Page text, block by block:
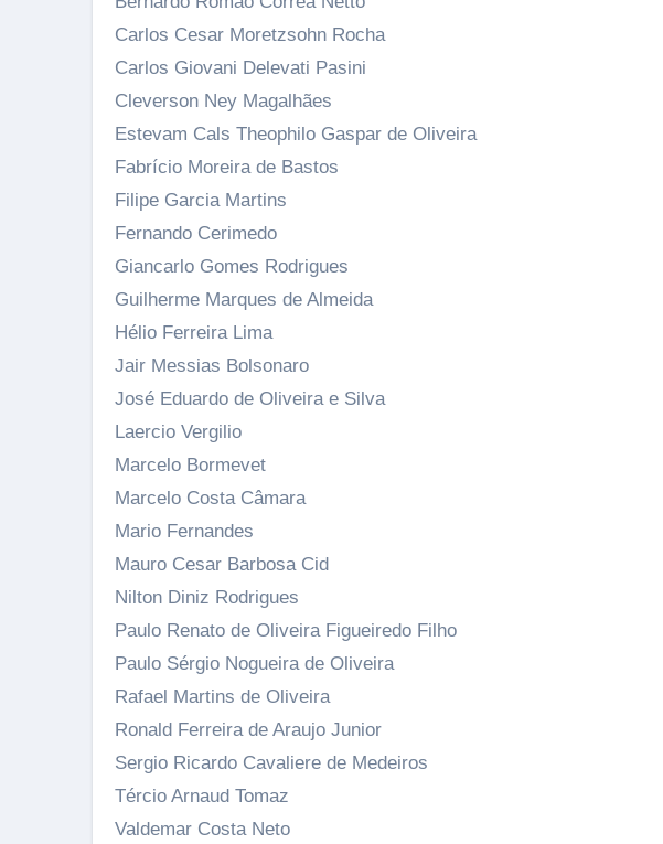
Carlos Cesar Moretzsohn Rocha
Carlos Giovani Delevati Pasini
Cleverson Ney Magalhães
Estevam Cals Theophilo Gaspar de Oliveira
Fabrício Moreira de Bastos
Filipe Garcia Martins
Fernando Cerimedo
Giancarlo Gomes Rodrigues
Guilherme Marques de Almeida
Hélio Ferreira Lima
Jair Messias Bolsonaro
José Eduardo de Oliveira e Silva
Laercio Vergilio
Marcelo Bormevet
Marcelo Costa Câmara
Mario Fernandes
Mauro Cesar Barbosa Cid
Nilton Diniz Rodrigues
Paulo Renato de Oliveira Figueiredo Filho
Paulo Sérgio Nogueira de Oliveira
Rafael Martins de Oliveira
Ronald Ferreira de Araujo Junior
Sergio Ricardo Cavaliere de Medeiros
Tércio Arnaud Tomaz
Valdemar Costa Neto